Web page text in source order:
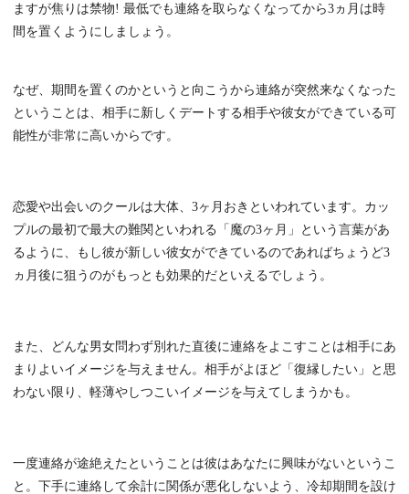
ますが焦りは禁物! 最低でも連絡を取らなくなってから3ヵ月は時
間を置くようにしましょう。
なぜ、期間を置くのかというと向こうから連絡が突然来なくなった
ということは、相手に新しくデートする相手や彼女ができている可
能性が非常に高いからです。
恋愛や出会いのクールは大体、3ヶ月おきといわれています。カッ
プルの最初で最大の難関といわれる「魔の3ヶ月」という言葉があ
るように、もし彼が新しい彼女ができているのであればちょうど3
ヵ月後に狙うのがもっとも効果的だといえるでしょう。
また、どんな男女問わず別れた直後に連絡をよこすことは相手にあ
まりよいイメージを与えません。相手がよほど「復縁したい」と思
わない限り、軽薄やしつこいイメージを与えてしまうかも。
一度連絡が途絶えたということは彼はあなたに興味がないというこ
と。下手に連絡して余計に関係が悪化しないよう、冷却期間を設け